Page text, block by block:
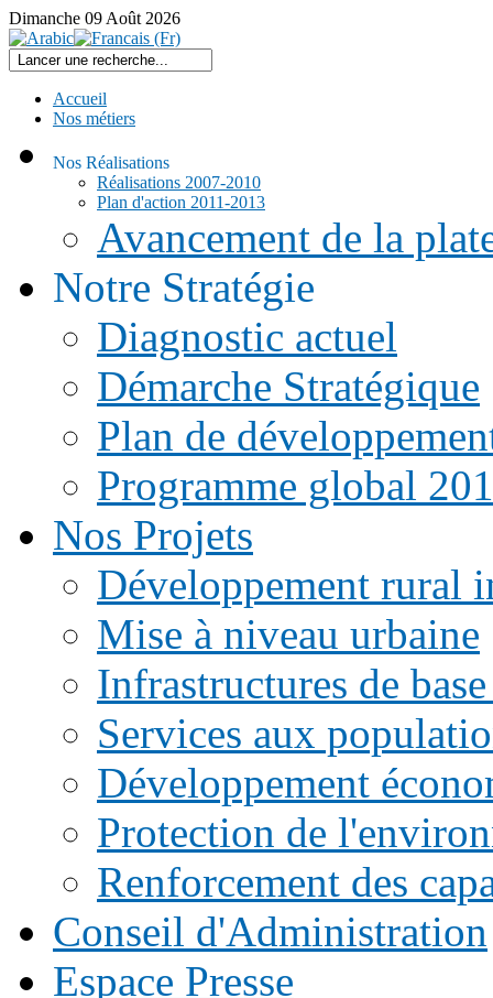
Dimanche 09 Août 2026
Accueil
Nos métiers
Nos Réalisations
Réalisations 2007-2010
Plan d'action 2011-2013
Avancement de la
Notre Stratégie
Diagnostic actuel
Démarche Stratégique
Plan de
Programme global
Nos Projets
Développement rural
Mise à niveau urbaine
Infrastructures de
Services aux
Développement
Protection de
Renforcement des
Conseil d'Administration
Espace Presse